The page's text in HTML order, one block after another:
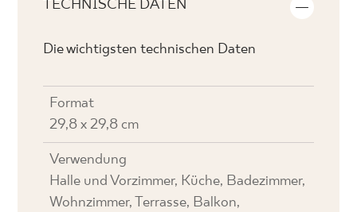
TECHNISCHE DATEN
Die wichtigsten technischen Daten
Format
29,8 x 29,8 cm
Verwendung
Halle und Vorzimmer, Küche, Badezimmer,
Wohnzimmer, Terrasse, Balkon,